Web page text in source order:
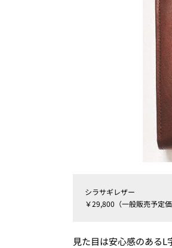
シラサギレザー
￥29,800（一般販売予定価
見た目は安心感のあるL